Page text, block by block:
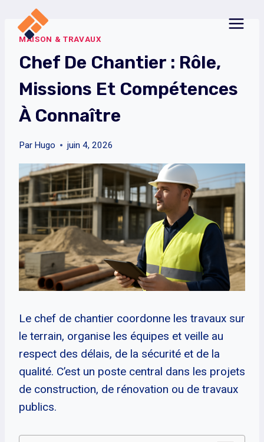
contenuMAISON & TRAVAUX
Chef De Chantier : Rôle,
Missions Et Compétences
À Connaître
Par Hugo juin 4, 2026
Le chef de chantier coordonne les travaux sur
le terrain, organise les équipes et veille au
respect des délais, de la sécurité et de la
qualité. C’est un poste central dans les projets
de construction, de rénovation ou de travaux
publics.